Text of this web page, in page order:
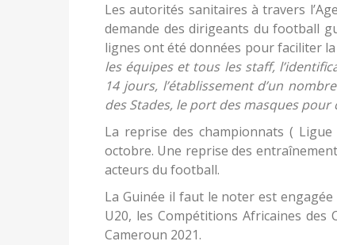
Les autorités sanitaires à travers
demande des dirigeants du football
lignes ont été données pour faciliter
les équipes et tous les staff,
14 jours, l’établissement d’un
des Stades, le port des masques
La reprise des championnats (
octobre. Une reprise des
acteurs du football.
La Guinée il faut le noter est
U20, les Compétitions Africaines des
Cameroun 2021.